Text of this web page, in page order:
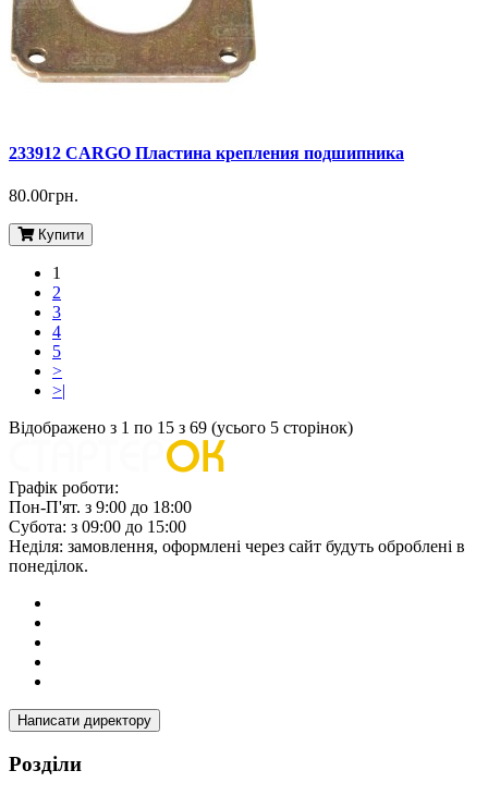
233912 CARGO Пластина крепления подшипника
80.00грн.
Купити
1
2
3
4
5
>
>|
Відображено з 1 по 15 з 69 (усього 5 сторінок)
Графік роботи:
Пон-П'ят. з 9:00 до 18:00
Субота: з 09:00 до 15:00
Неділя: замовлення, оформлені через сайт будуть оброблені в
понеділок.
Написати директору
Розділи